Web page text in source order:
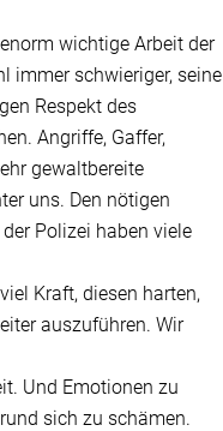
wichtige Arbeit der
immer schwieriger, seine
Respekt des
Angriffe, Gaffer,
gewaltbereite
uns. Den nötigen
Polizei haben viele
Kraft, diesen harten,
auszuführen. Wir
Und Emotionen zu
sich zu schämen.